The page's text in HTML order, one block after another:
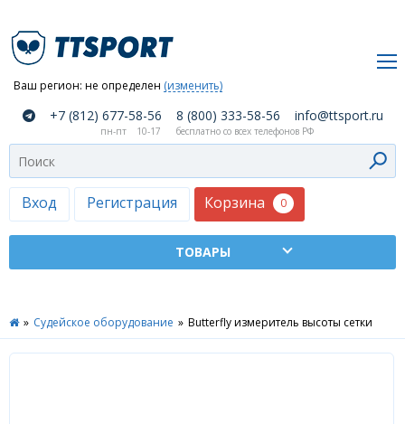
Ваш регион: не определен (изменить)
Вход Регистрация Корзина 0
компании
Как
сделать
заказ
Оплата
доставка
Москва
+7 (812) 677-58-56 8 (800) 333-58-56 info@ttsport.ru
пн-пт 10-17 бесплатно со всех телефонов РФ
» Судейское оборудование » Butterfly измеритель высоты сетки